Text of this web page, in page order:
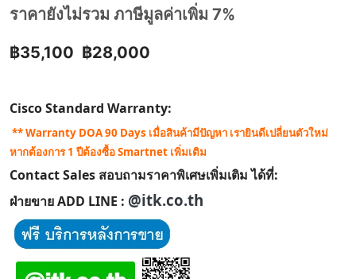
ราคายังไม่รวม ภาษีมูลค่าเพิ่ม 7%
฿35,100 ฿28,000
Cisco Standard Warranty:
** Warranty DOA 90 Days เมื่อสินค้ามีปัญหา เรายินดีเปลี่ยนตัวใหม่
หากต้องการ 1 ปีต้องซื้อ Smartnet เพิ่มเติม
Contact Sales สอบถามราคาพิเศษเพิ่มเติม ได้ที่:
ฝ่ายขาย ADD LINE : @itk.co.th